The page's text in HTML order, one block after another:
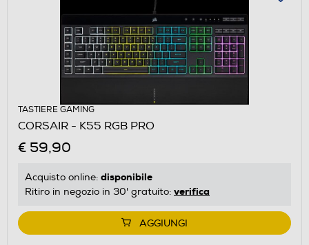
TASTIERE GAMING
CORSAIR - K55 RGB PRO
€ 59,90
Acquisto online: disponibile
Ritiro in negozio in 30' gratuito: verifica
AGGIUNGI